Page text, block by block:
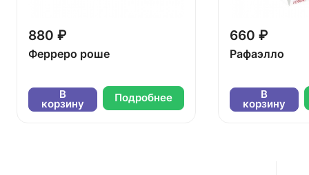
880 ₽
Ферреро роше
В
корзину Подробнее
660 ₽
Рафаэлло
В
корзину